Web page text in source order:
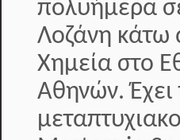
πολυήμερα
Λοζάνη κάτω
Χημεία στο
Αθηνών. Έχει